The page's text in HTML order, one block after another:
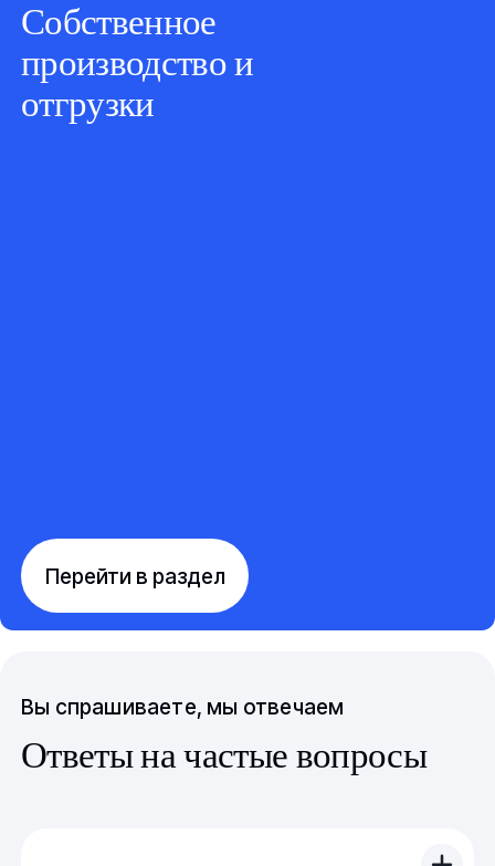
Собственное
производство и
отгрузки
Перейти в раздел
Вы спрашиваете, мы отвечаем
Ответы на частые вопросы